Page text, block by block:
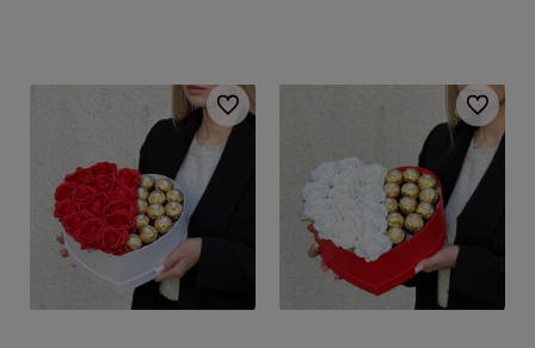
Do ulubionych Do